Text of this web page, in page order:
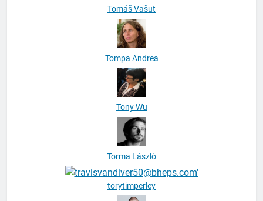
Tomáš Vašut
Tompa Andrea
Tony Wu
Torma László
torytimperley